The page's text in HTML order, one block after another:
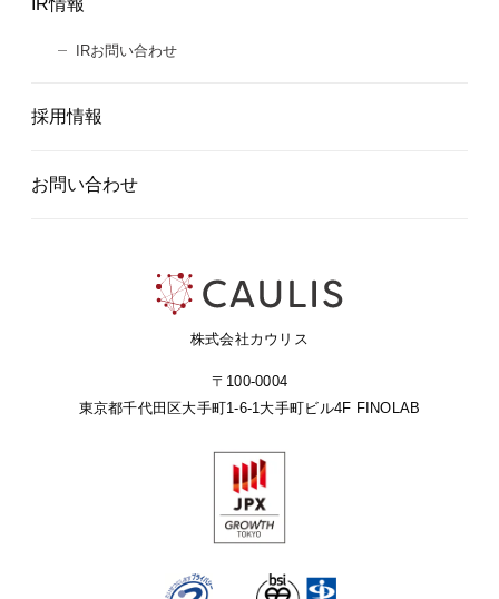
株式会社カウリス
〒100-0004
東京都千代田区大手町1-6-1 大手町ビル4F FINOLAB
IRお問い合わせ
採用情報
お問い合わせ